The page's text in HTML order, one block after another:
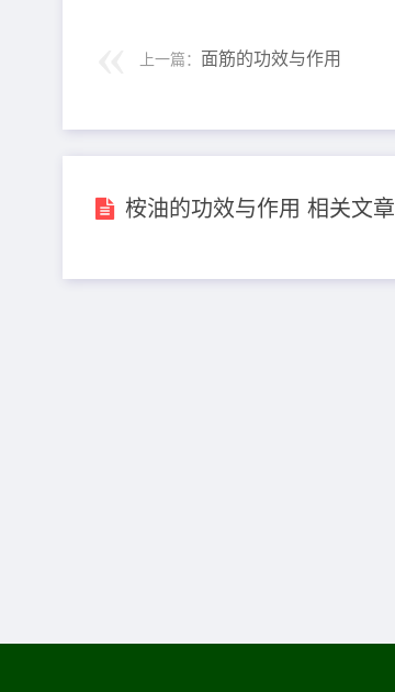
上一篇： 面筋的功效与作用
桉油的功效与作用 相关文章